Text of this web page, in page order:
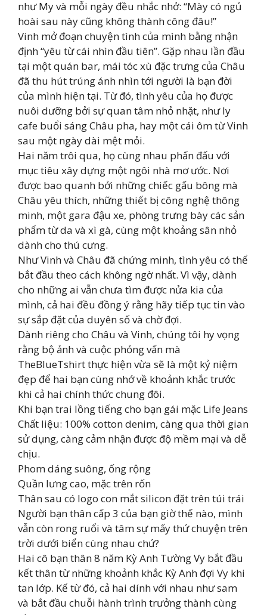
như My và mỗi ngày đều nhắc nhở: “Mày có ngủ
hoài sau này cũng không thành công đâu!”
Vinh mở đoạn chuyện tình của mình bằng nhận
định “yêu từ cái nhìn đầu tiên”. Gặp nhau lần đầu
tại một quán bar, mái tóc xù đặc trưng của Châu
đã thu hút trúng ánh nhìn tới người là bạn đời
của mình hiện tại. Từ đó, tình yêu của họ được
nuôi dưỡng bởi sự quan tâm nhỏ nhặt, như ly
cafe buổi sáng Châu pha, hay một cái ôm từ Vinh
sau một ngày dài mệt mỏi.
Hai năm trôi qua, họ cùng nhau phấn đấu với
mục tiêu xây dựng một ngôi nhà mơ ước. Nơi
được bao quanh bởi những chiếc gấu bông mà
Châu yêu thích, những thiết bị công nghệ thông
minh, một gara đậu xe, phòng trưng bày các sản
phẩm từ da và xì gà, cùng một khoảng sân nhỏ
dành cho thú cưng.
Như Vinh và Châu đã chứng minh, tình yêu có thể
bắt đầu theo cách không ngờ nhất. Vì vậy, dành
cho những ai vẫn chưa tìm được nửa kia của
mình, cả hai đều đồng ý rằng hãy tiếp tục tin vào
sự sắp đặt của duyên số và chờ đợi.
Dành riêng cho Châu và Vinh, chúng tôi hy vọng
rằng bộ ảnh và cuộc phỏng vấn mà
TheBlueTshirt thực hiện vừa sẽ là một kỷ niệm
đẹp để hai bạn cùng nhớ về khoảnh khắc trước
khi cả hai chính thức chung đôi.
Khi bạn trai lồng tiếng cho bạn gái mặc Life Jeans
Chất liệu: 100% cotton denim, càng qua thời gian
sử dụng, càng cảm nhận được độ mềm mại và dễ
chịu.
Phom dáng suông, ống rộng
Quần lưng cao, mặc trên rốn
Thân sau có logo con mắt silicon đặt trên túi trái
Người bạn thân cấp 3 của bạn giờ thế nào, mình
vẫn còn rong ruổi và tâm sự mấy thứ chuyện trên
trời dưới biển cùng nhau chứ?
Hai cô bạn thân 8 năm Kỳ Anh Tường Vy bắt đầu
kết thân từ những khoảnh khắc Kỳ Anh đợi Vy khi
tan lớp. Kể từ đó, cả hai dính với nhau như sam
và bắt đầu chuỗi hành trình trưởng thành cùng